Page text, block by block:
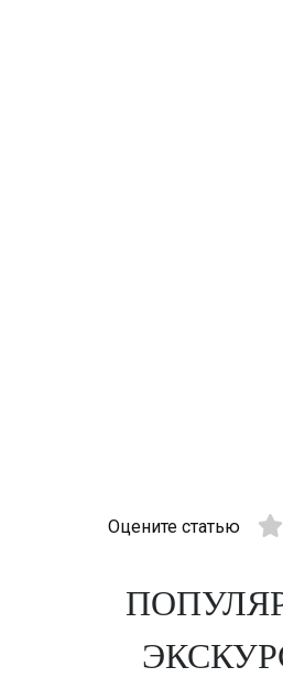
Оцените статью